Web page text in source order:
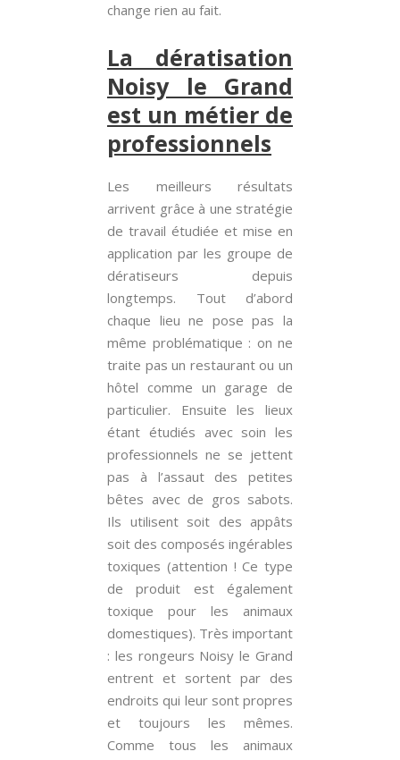
change rien au fait.
La dératisation
Noisy le Grand
est un métier de
professionnels
Les meilleurs résultats
arrivent grâce à une stratégie
de travail étudiée et mise en
application par les groupe de
dératiseurs depuis
longtemps. Tout d’abord
chaque lieu ne pose pas la
même problématique : on ne
traite pas un restaurant ou un
hôtel comme un garage de
particulier. Ensuite les lieux
étant étudiés avec soin les
professionnels ne se jettent
pas à l’assaut des petites
bêtes avec de gros sabots.
Ils utilisent soit des appâts
soit des composés ingérables
toxiques (attention ! Ce type
de produit est également
toxique pour les animaux
domestiques). Très important
: les rongeurs Noisy le Grand
entrent et sortent par des
endroits qui leur sont propres
et toujours les mêmes.
Comme tous les animaux